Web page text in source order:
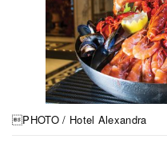
PHOTO / Hotel Alexandra